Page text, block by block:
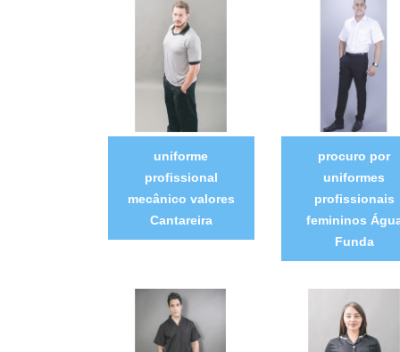
uniforme
profissional
mecânico valores
Cantareira
procuro por
uniformes
profissionais
femininos
Funda